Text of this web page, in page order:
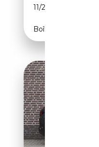
11/2025
Boîte automatique